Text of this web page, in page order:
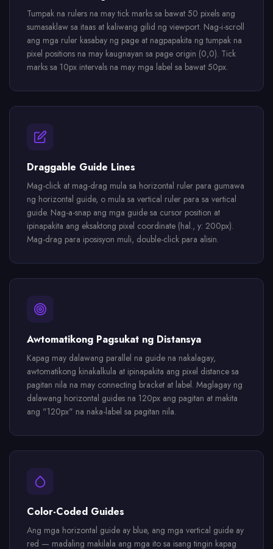
Tumpak na rulers na may tick marks sa bawat 50 pixels ang
sumasaklaw sa itaas at kaliwang gilid ng viewport. Nag-i-scroll
ang mga ruler kasabay ng page at nagpapakita ng tumpak na
pixel positions na may kaugnayan sa page origin (0,0). Tick
marks sa 10px intervals na may mga label sa bawat 50px.
Draggable Guide Lines
Mag-click at mag-drag mula sa horizontal ruler para gumawa
ng horizontal guide, o mula sa vertical ruler para sa vertical
guide. Nag-a-snap ang mga guide sa cursor position at
ipinapakita ang eksaktong pixel coordinate (hal., y: 200px).
Mag-drag para iposisyon muli, double-click para alisin.
Awtomatikong Pagsukat ng Distansya
Kapag may dalawang parallel na guide na nakalagay,
awtomatikong kinakalkula at ipinapakita ang pixel distance sa
pagitan nila na may connecting bracket at label. Maglagay ng
dalawang horizontal guides na 120px ang pagitan at makita
ang "120px" na naka-label sa pagitan nila.
Color-Coded Guides
Ang mga horizontal guide ay blue, ang mga vertical guide ay
red — madaling makilala ang mga ito sa isang tingin kapag